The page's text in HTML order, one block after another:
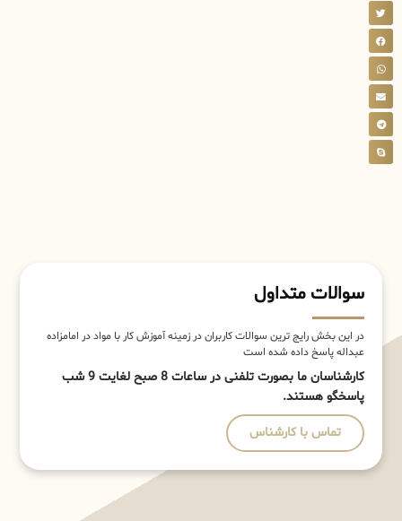
سوالات متداول
در این بخش رایج ترین سوالات کاربران در زمینه آموزش کار با مواد در امامزاده
عبداله پاسخ داده شده است
کارشناسان ما بصورت تلفنی در ساعات 8 صبح لغایت 9 شب
پاسخگو هستند.
تماس با کارشناس